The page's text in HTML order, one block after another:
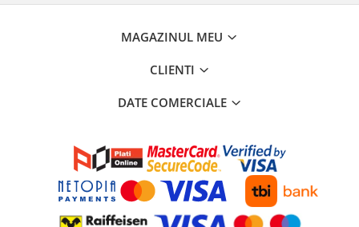
MAGAZINUL MEU
CLIENTI
DATE COMERCIALE